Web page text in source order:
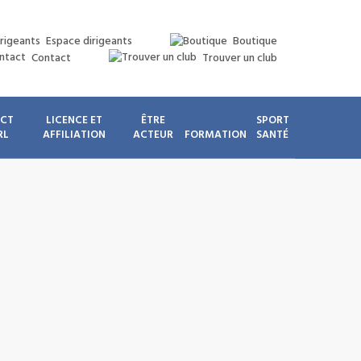
Espace dirigeants
Boutique
Contact
Trouver un club
LICENCE ET
AFFILIATION
ÊTRE
ACTEUR
FORMATION
SPORT
SANTÉ